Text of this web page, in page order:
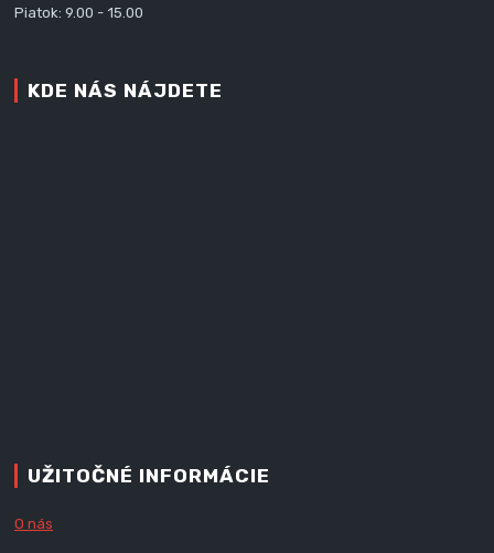
Piatok: 9.00 - 15.00
KDE NÁS NÁJDETE
UŽITOČNÉ INFORMÁCIE
O nás